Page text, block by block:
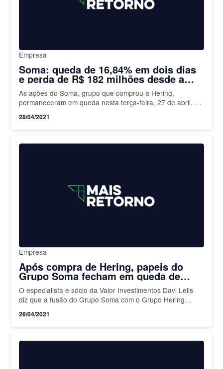
Empresa
Soma: queda de 16,84% em dois dias
e perda de R$ 182 milhões desde a
fusão com Hering
As ações do Soma, grupo que comprou a Hering,
permaneceram em queda nesta terça-feira, 27 de abril. O
28/04/2021
Empresa
Após compra de Hering, papeis do
Grupo Soma fecham em queda de
10%; mercado considerou ágio
elevado
O especialista e sócio da Valor Investimentos Davi Lelis
diz que a fusão do Grupo Soma com o Grupo Hering
26/04/2021